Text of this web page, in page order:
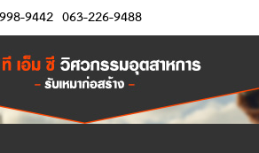
9442 063-226-9488